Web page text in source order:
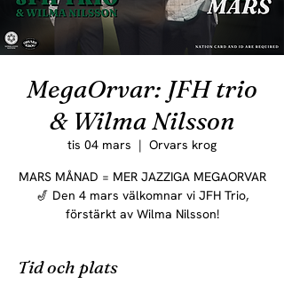
MegaOrvar: JFH trio
& Wilma Nilsson
tis 04 mars
  |
Orvars krog
MARS MÅNAD = MER JAZZIGA MEGAORVAR
🎷 Den 4 mars välkomnar vi JFH Trio,
förstärkt av Wilma Nilsson!
Tid och plats